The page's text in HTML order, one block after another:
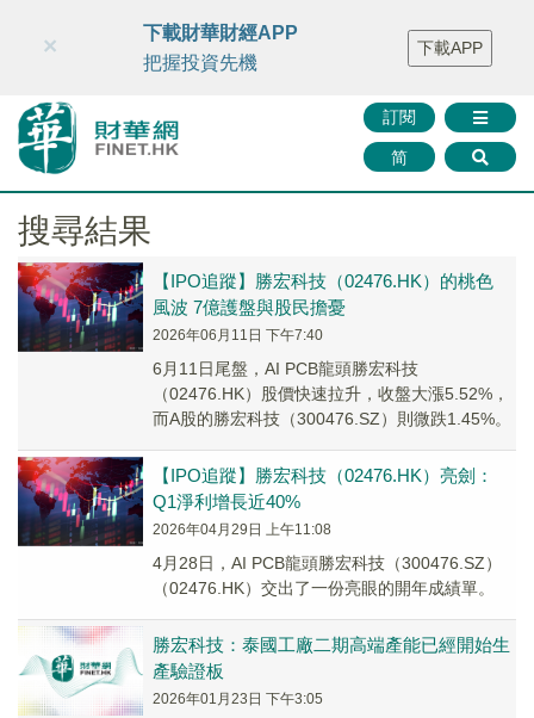
財華智庫網 FINTV FINMETA 財華證券 媒體矩陣
智庫沙龍
聯絡我們
訂閱
简
×
下載財華財經APP
把握投資先機
下載APP
搜尋結果
【IPO追蹤】勝宏科技（02476.HK）的桃色
風波 7億護盤與股民擔憂
2026年06月11日 下午7:40
6月11日尾盤，AI PCB龍頭勝宏科技
（02476.HK）股價快速拉升，收盤大漲5.52%，
而A股的勝宏科技（300476.SZ）則微跌1.45%。
【IPO追蹤】勝宏科技（02476.HK）亮劍：
Q1淨利增長近40%
2026年04月29日 上午11:08
4月28日，AI PCB龍頭勝宏科技（300476.SZ）
（02476.HK）交出了一份亮眼的開年成績單。
勝宏科技：泰國工廠二期高端產能已經開始生
產驗證板
2026年01月23日 下午3:05